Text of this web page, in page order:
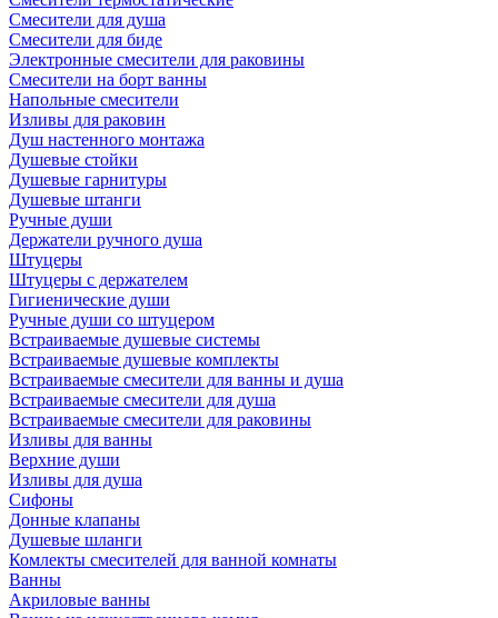
Смесители для душа
Смесители для биде
Электронные смесители для раковины
Смесители на борт ванны
Напольные смесители
Изливы для раковин
Душ настенного монтажа
Душевые стойки
Душевые гарнитуры
Душевые штанги
Ручные души
Держатели ручного душа
Штуцеры
Штуцеры с держателем
Гигиенические души
Ручные души со штуцером
Встраиваемые душевые системы
Встраиваемые душевые комплекты
Встраиваемые смесители для ванны и душа
Встраиваемые смесители для душа
Встраиваемые смесители для раковины
Изливы для ванны
Верхние души
Изливы для душа
Сифоны
Донные клапаны
Душевые шланги
Комлекты смесителей для ванной комнаты
Ванны
Акриловые ванны